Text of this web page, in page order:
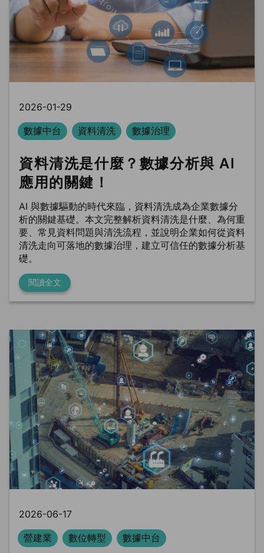
2026-01-29
數據中台
資料清洗 數據治理
資料清洗是什麼？數據分析與 AI
應用的關鍵！
AI 與數據驅動的時代來臨，資料清洗成為企業數據分
析的關鍵基礎。本文完整解析資料清洗是什麼、為何重
要、常見資料問題與清洗流程，並說明企業如何從資料
清洗走向可落地的數據治理，建立可信任的數據分析基
礎。
閱讀全文
2026-06-17
營建業
數位轉型 數據中台